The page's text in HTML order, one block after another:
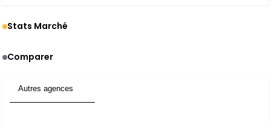
Stats Marché
Comparer
Autres agences